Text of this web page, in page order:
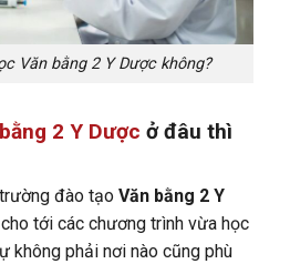
Văn bằng 2 Y Dược không?
2 Y Dược ở đâu thì
đào tạo Văn bằng 2 Y
tới các chương trình vừa học
không phải nơi nào cũng phù